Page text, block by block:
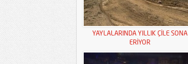
YAYLALARINDA YILLIK ÇİLE SONA
ERİYOR